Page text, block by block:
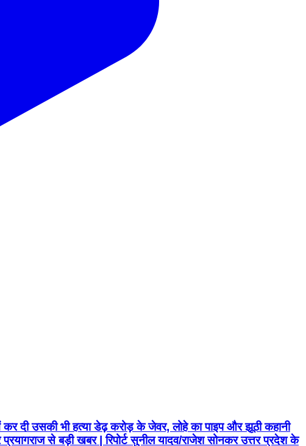
दी उसकी भी हत्या डेढ़ करोड़ के जेवर, लोहे का पाइप और झूठी कहानी
से बड़ी खबर | रिपोर्ट सुनील यादव/राजेश सोनकर उत्तर प्रदेश के